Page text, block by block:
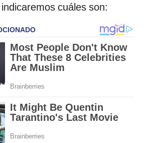
cuáles son: